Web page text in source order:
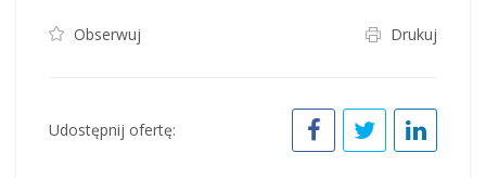
Obserwuj Drukuj
Udostępnij ofertę: